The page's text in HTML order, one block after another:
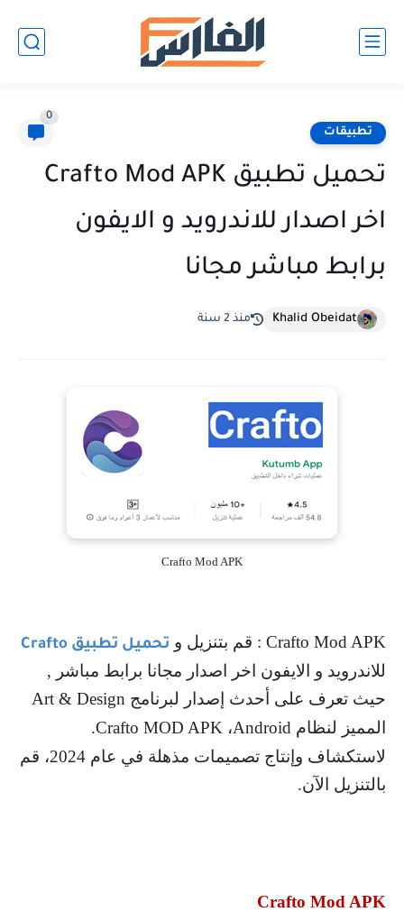
تطبيقات
0
تحميل تطبيق Crafto Mod APK
اخر اصدار للاندرويد و الايفون
برابط مباشر مجانا
Khalid Obeidat منذ 2 سنة
Crafto Mod APK
Crafto Mod APK : قم بتنزيل و تحميل تطبيق Crafto
للاندرويد و الايفون اخر اصدار مجانا برابط مباشر ,
حيث تعرف على أحدث إصدار لبرنامج Art & Design
المميز لنظام Android، Crafto MOD APK
.
لاستكشاف وإنتاج تصميمات مذهلة في عام 2024، قم
بالتنزيل الآن.
Crafto Mod APK